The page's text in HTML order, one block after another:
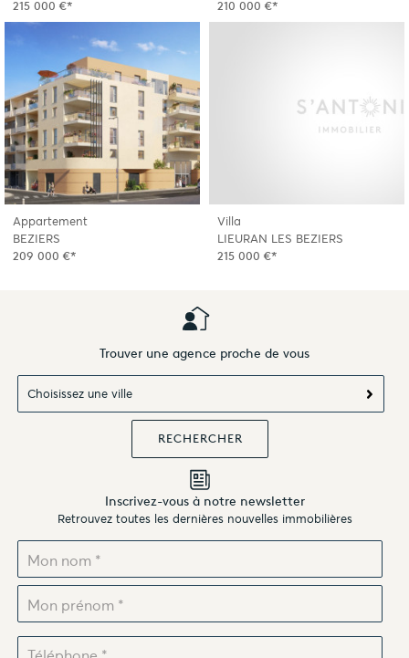
215 000 €* 210 000 €*
Appartement
BEZIERS
209 000 €*
Villa
LIEURAN LES BEZIERS
215 000 €*
Trouver une agence proche de vous
Choisissez une ville
Inscrivez-vous à notre newsletter
Retrouvez toutes les dernières nouvelles immobilières